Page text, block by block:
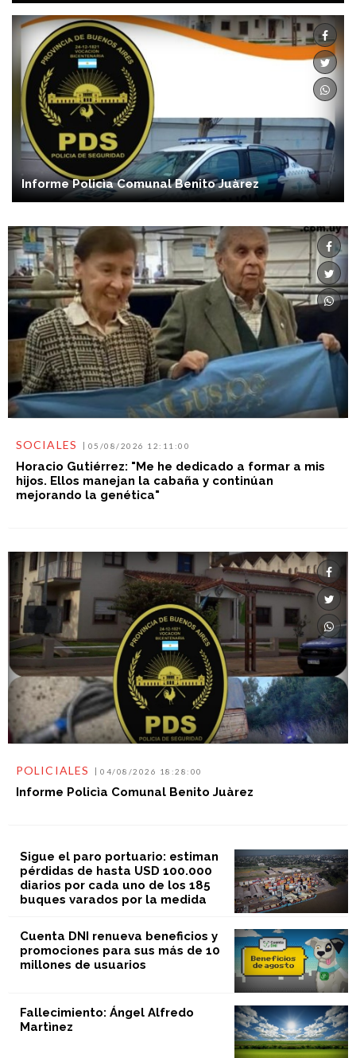
Informe Policìa Comunal Benito Juàrez
SOCIALES 05/08/2026 12:11:00
Horacio Gutiérrez: "Me he dedicado a formar a mis
hijos. Ellos manejan la cabaña y continúan
mejorando la genética"
POLICIALES 04/08/2026 18:28:00
Informe Policìa Comunal Benito Juàrez
Sigue el paro portuario: estiman
pérdidas de hasta USD 100.000
diarios por cada uno de los 185
buques varados por la medida
Cuenta DNI renueva beneficios y
promociones para sus más de 10
millones de usuarios
Fallecimiento: Ángel Alfredo
Martìnez